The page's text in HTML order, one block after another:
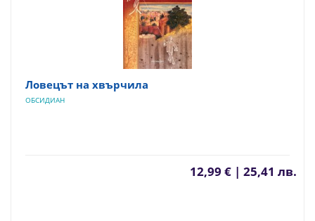
Ловецът на хвърчила
ОБСИДИАН
12,99 € | 25,41 лв.